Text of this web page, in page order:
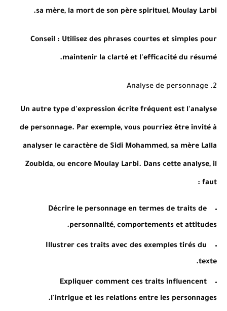
sa mère, la mort de son père spirituel, Moulay Larbi.
Conseil : Utilisez des phrases courtes et simples pour
maintenir la clarté et l'efficacité du résumé.
2. Analyse de personnage
Un autre type d'expression écrite fréquent est l'analyse
de personnage. Par exemple, vous pourriez être invité à
analyser le caractère de Sidi Mohammed, sa mère Lalla
Zoubida, ou encore Moulay Larbi. Dans cette analyse, il
faut :
Décrire le personnage en termes de traits de
personnalité, comportements et attitudes.
Illustrer ces traits avec des exemples tirés du
texte.
Expliquer comment ces traits influencent
l'intrigue et les relations entre les personnages.